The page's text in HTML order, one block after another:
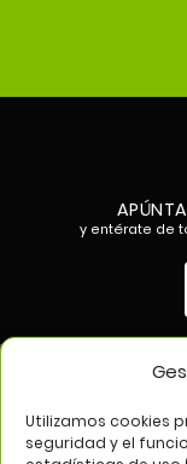
Utilizamos cookies
seguridad y el
y entérate de